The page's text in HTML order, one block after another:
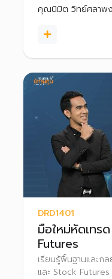
ตัดสินใจในการเทรด
คุณนิมิต วิทย์ศลาพ
DRD1401
มือใหม่หัดเทร
Futures
เรียนรู้พื้นฐานและก
และ Stock Futures